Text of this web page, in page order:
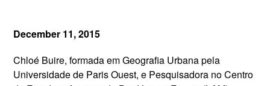
December 11, 2015
Chloé Buire, formada em Geografia Urbana pela
Universidade de Paris Ouest, e Pesquisadora no Centro